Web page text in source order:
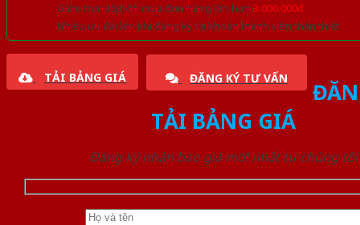
Giảm trực tiếp khi mua đơn hàng lớn hơn 3.000.000đ
Nhiều ưu đãi lớn khi đăng ký tài khoản thành viên thân thiết
TẢI BẢNG GIÁ ĐĂNG KÝ TƯ VẤN
TẢI BẢNG GIÁ
Đăng ký nhận báo giá mới nhất từ chúng tôi